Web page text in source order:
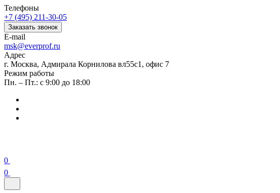
Телефоны
+7 (495) 211-30-05
Заказать звонок
E-mail
msk@everprof.ru
Адрес
г. Москва, Адмирала Корнилова вл55с1, офис 7
Режим работы
Пн. – Пт.: с 9:00 до 18:00
0
0